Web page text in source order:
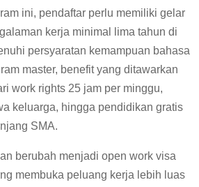
ini, pendaftar perlu memiliki gelar
kerja minimal lima tahun di
persyaratan kemampuan bahasa
master, benefit yang ditawarkan
work rights 25 jam per minggu,
keluarga, hingga pendidikan gratis
SMA.
berubah menjadi open work visa
membuka peluang kerja lebih luas